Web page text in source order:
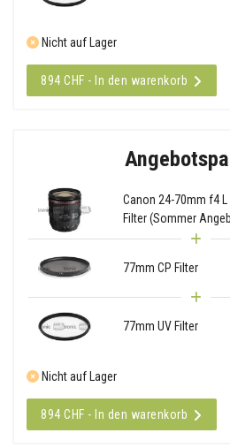
Nicht auf Lager
894 CHF - In den warenkorb
Canon 24-70mm f4 L
Filter (Sommer
77mm CP Filter
77mm UV Filter
Nicht auf Lager
894 CHF - In den warenkorb